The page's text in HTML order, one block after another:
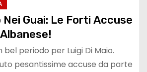
Nei Guai: Le Forti Accuse
bel periodo per Luigi Di Maio.
pesantissime accuse da parte